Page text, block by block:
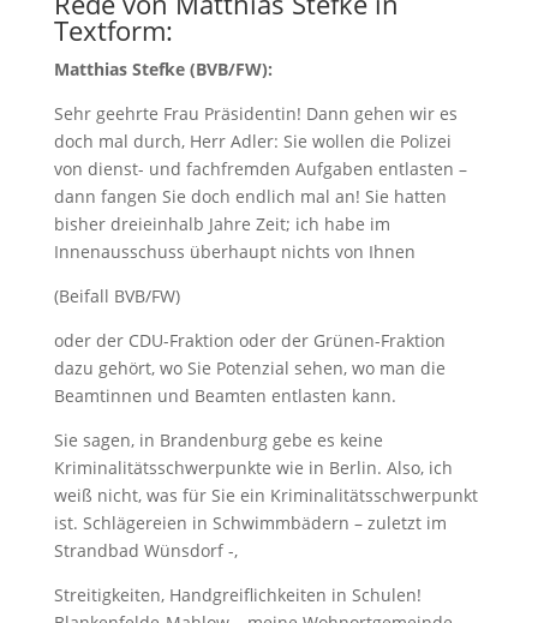
Textform:
Matthias Stefke (BVB/FW):
Sehr geehrte Frau Präsidentin! Dann gehen wir es
doch mal durch, Herr Adler: Sie wollen die Polizei
von dienst- und fachfremden Aufgaben entlasten –
dann fangen Sie doch endlich mal an! Sie hatten
bisher dreieinhalb Jahre Zeit; ich habe im
Innenausschuss überhaupt nichts von Ihnen
(Beifall BVB/FW)
oder der CDU-Fraktion oder der Grünen-Fraktion
dazu gehört, wo Sie Potenzial sehen, wo man die
Beamtinnen und Beamten entlasten kann.
Sie sagen, in Brandenburg gebe es keine
Kriminalitätsschwerpunkte wie in Berlin. Also, ich
weiß nicht, was für Sie ein Kriminalitätsschwerpunkt
ist. Schlägereien in Schwimmbädern – zuletzt im
Strandbad Wünsdorf -,
Streitigkeiten, Handgreiflichkeiten in Schulen!